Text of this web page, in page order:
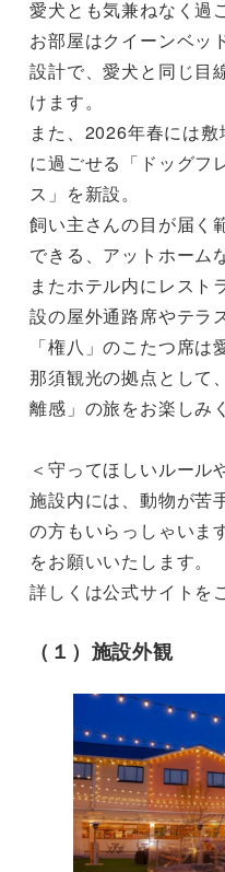
愛犬とも気兼ねなく過
お部屋はクイーンベッ
設計で、愛犬と同じ目
けます。
また、2026年春には
に過ごせる「ドッグフ
ス」を新設。
飼い主さんの目が届く
できる、アットホーム
またホテル内にレスト
設の屋外通路席やテラ
「権八」のこたつ席は
那須観光の拠点として
離感」の旅をお楽しみ
＜守ってほしいルール
施設内には、動物が苦
の方もいらっしゃいま
をお願いいたします。
詳しくは公式サイトを
（１）施設外観